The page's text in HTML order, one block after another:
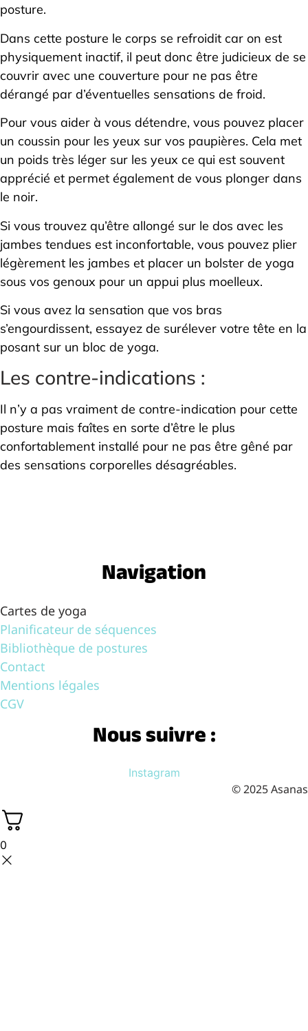
posture.
Dans cette posture le corps se refroidit car on est
physiquement inactif, il peut donc être judicieux de se
couvrir avec une couverture pour ne pas être
dérangé par d’éventuelles sensations de froid.
Pour vous aider à vous détendre, vous pouvez placer
un coussin pour les yeux sur vos paupières. Cela met
un poids très léger sur les yeux ce qui est souvent
apprécié et permet également de vous plonger dans
le noir.
Si vous trouvez qu’être allongé sur le dos avec les
jambes tendues est inconfortable, vous pouvez plier
légèrement les jambes et placer un bolster de yoga
sous vos genoux pour un appui plus moelleux.
Si vous avez la sensation que vos bras
s’engourdissent, essayez de surélever votre tête en la
posant sur un bloc de yoga.
Les contre-indications :
Il n’y a pas vraiment de contre-indication pour cette
posture mais faîtes en sorte d’être le plus
confortablement installé pour ne pas être gêné par
des sensations corporelles désagréables.
Navigation
Cartes de yoga
Planificateur de séquences
Bibliothèque de postures
Contact
Mentions légales
CGV
Nous suivre :
Instagram
© 2025 Asanas
0